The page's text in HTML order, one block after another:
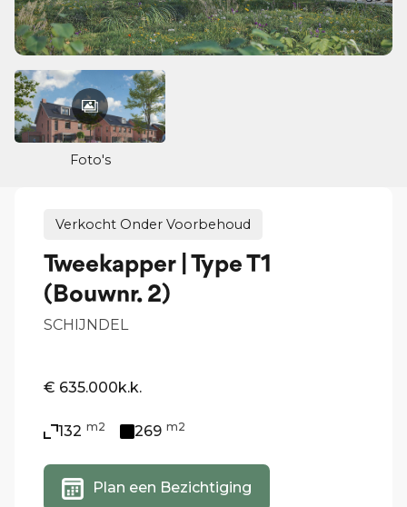
Foto's
Verkocht Onder Voorbehoud
Tweekapper | Type T1
(Bouwnr. 2)
SCHIJNDEL
€ 635.000k.k.
132 m2 269 m2
Plan een Bezichtiging